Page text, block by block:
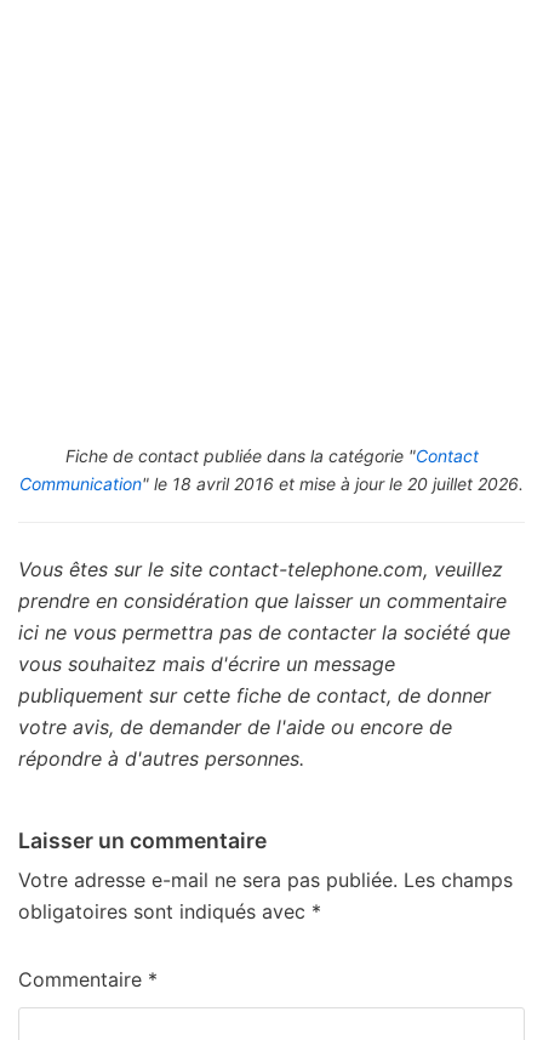
Fiche de contact publiée dans la catégorie "Contact
Communication" le 18 avril 2016 et mise à jour le 20 juillet 2026.
Vous êtes sur le site contact-telephone.com, veuillez
prendre en considération que laisser un commentaire
ici ne vous permettra pas de contacter la société que
vous souhaitez mais d'écrire un message
publiquement sur cette fiche de contact, de donner
votre avis, de demander de l'aide ou encore de
répondre à d'autres personnes.
Laisser un commentaire
Votre adresse e-mail ne sera pas publiée. Les champs
obligatoires sont indiqués avec *
Commentaire *